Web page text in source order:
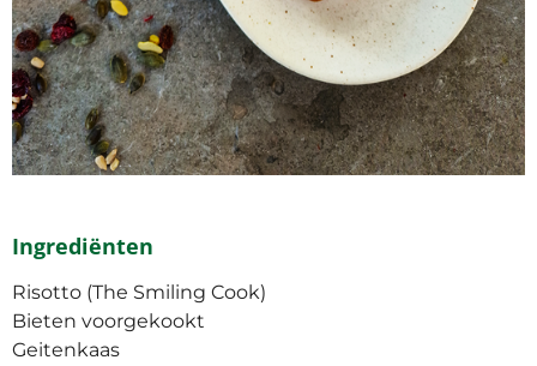
Ingrediënten
Risotto (The Smiling Cook)
Bieten voorgekookt
Geitenkaas